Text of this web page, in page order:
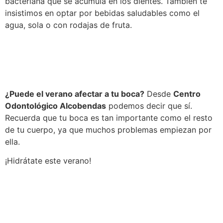
insistimos en optar por bebidas saludables como el
agua, sola o con rodajas de fruta.
¿Puede el verano afectar a tu boca? Desde Centro
Odontológico Alcobendas podemos decir que sí.
Recuerda que tu boca es tan importante como el resto
de tu cuerpo, ya que muchos problemas empiezan por
ella.
¡Hidrátate este verano!